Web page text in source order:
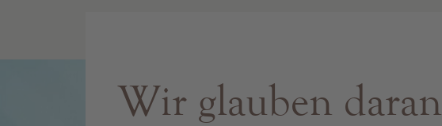
Wir glauben daran